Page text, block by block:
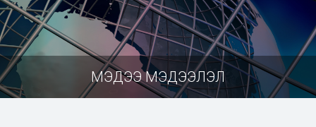
МЭДЭЭ МЭДЭЭЛЭЛ